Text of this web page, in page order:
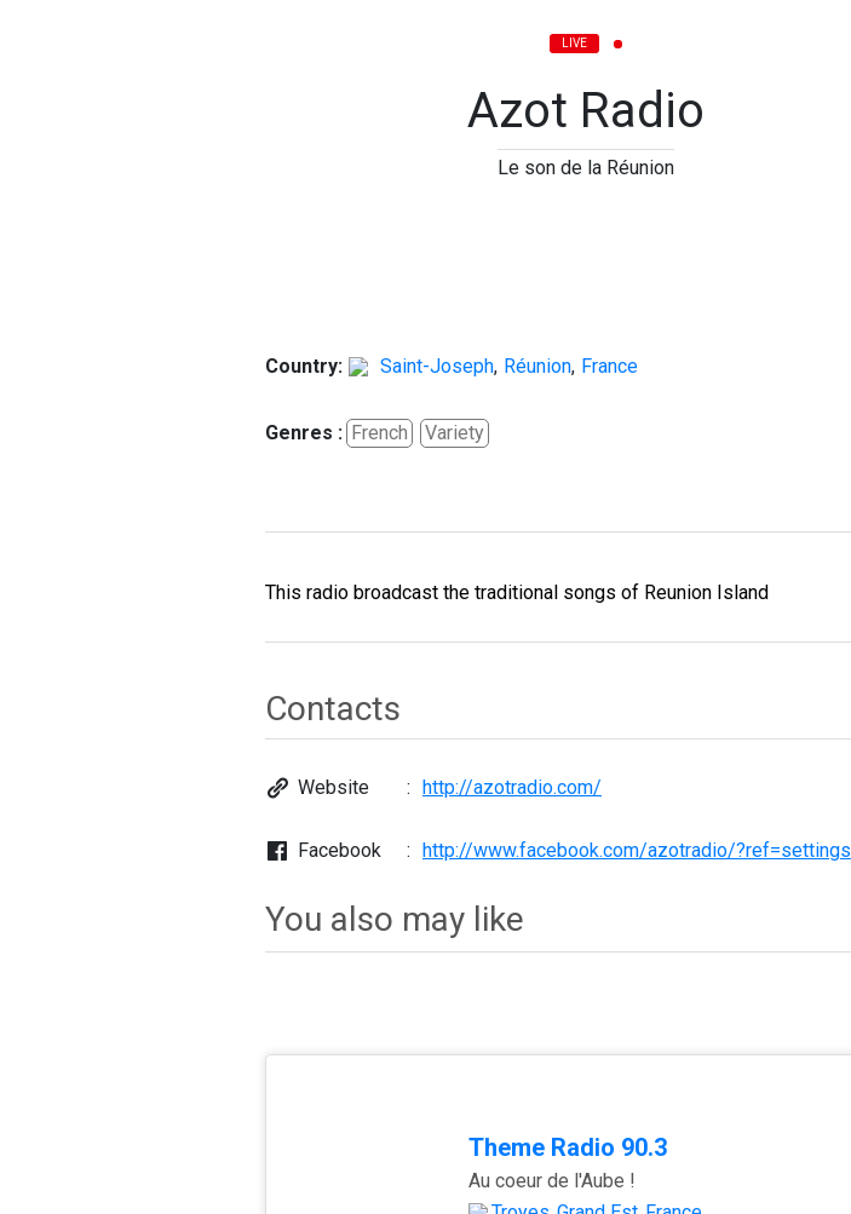
LIVE
Azot Radio
Le son de la Réunion
Country: Saint-Joseph, Réunion, France
Genres : French Variety
This radio broadcast the traditional songs of Reunion Island
Contacts
Website http://azotradio.com/
Facebook http://www.facebook.com/azotradio/?ref=settings
You also may like
Theme Radio 90.3
Au coeur de l'Aube !